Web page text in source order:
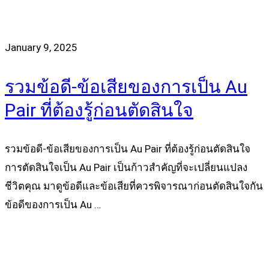
January 9, 2025
รวมข้อดี-ข้อเสียของการเป็น Au
Pair ที่ต้องรู้ก่อนตัดสินใจ
รวมข้อดี-ข้อเสียของการเป็น Au Pair ที่ต้องรู้ก่อนตัดสินใจ
การตัดสินใจเป็น Au Pair เป็นก้าวสำคัญที่จะเปลี่ยนแปลง
ชีวิตคุณ มาดูข้อดีและข้อเสียที่ควรพิจารณาก่อนตัดสินใจกัน
ข้อดีของการเป็น Au …